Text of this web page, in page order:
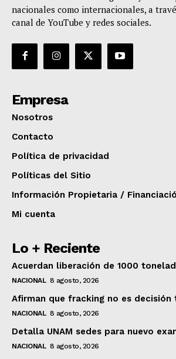
nacionales como internacionales, a
canal de YouTube y redes sociales.
Empresa
Nosotros
Contacto
Política de privacidad
Políticas del Sitio
Información Propietaria /
Mi cuenta
Lo + Reciente
Acuerdan liberación de 1000
NACIONAL 8 agosto, 2026
Afirman que fracking no es decisión
NACIONAL 8 agosto, 2026
Detalla UNAM sedes para nuevo
NACIONAL 8 agosto, 2026